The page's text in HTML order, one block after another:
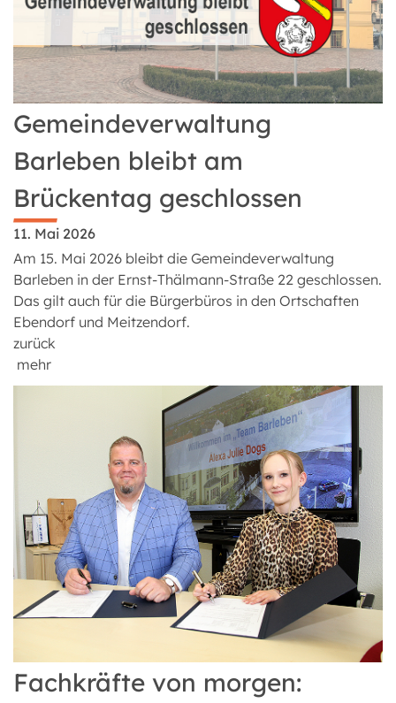
Gemeindeverwaltung
Barleben bleibt am
Brückentag geschlossen
11. Mai 2026
Am 15. Mai 2026 bleibt die Gemeindeverwaltung
Barleben in der Ernst-Thälmann-Straße 22 geschlossen.
Das gilt auch für die Bürgerbüros in den Ortschaften
Ebendorf und Meitzendorf.
zurück
mehr
Fachkräfte von morgen: